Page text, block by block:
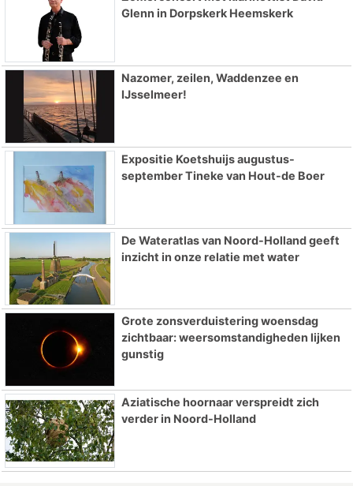
Glenn in Dorpskerk Heemskerk
Nazomer, zeilen, Waddenzee en
IJsselmeer!
Expositie Koetshuijs augustus-
september Tineke van Hout-de Boer
De Wateratlas van Noord-Holland geeft
inzicht in onze relatie met water
Grote zonsverduistering woensdag
zichtbaar: weersomstandigheden lijken
gunstig
Aziatische hoornaar verspreidt zich
verder in Noord-Holland